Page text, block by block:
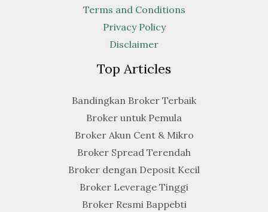
Terms and Conditions
Privacy Policy
Disclaimer
Top Articles
Bandingkan Broker Terbaik
Broker untuk Pemula
Broker Akun Cent & Mikro
Broker Spread Terendah
Broker dengan Deposit Kecil
Broker Leverage Tinggi
Broker Resmi Bappebti